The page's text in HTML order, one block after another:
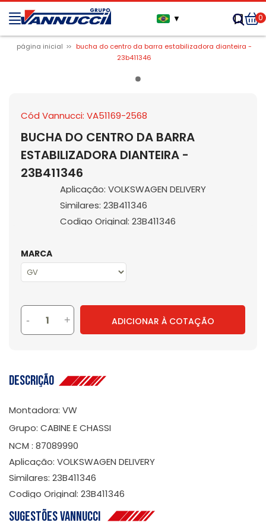
▼ 0
página inicial
bucha do centro da barra estabilizadora dianteira -
23b411346
Cód Vannucci: VA51169-2568
BUCHA DO CENTRO DA BARRA
ESTABILIZADORA DIANTEIRA -
23B411346
Aplicação: VOLKSWAGEN DELIVERY
Similares: 23B411346
Codigo Original: 23B411346
MARCA
- + ADICIONAR À COTAÇÃO
Descrição
Montadora: VW
Grupo: CABINE E CHASSI
NCM : 87089990
Aplicação: VOLKSWAGEN DELIVERY
Similares: 23B411346
Codigo Original: 23B411346
Sugestões Vannucci